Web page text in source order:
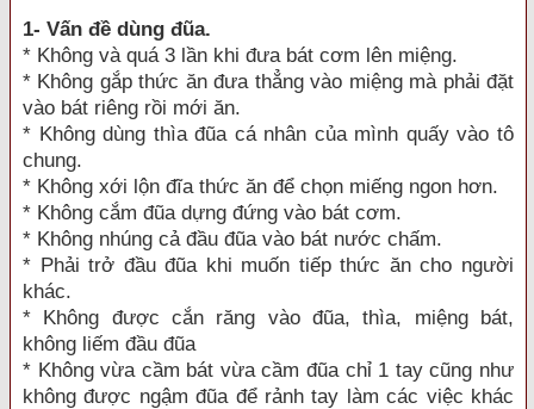
1- Vấn đề dùng đũa.
* Không và quá 3 lần khi đưa bát cơm lên miệng.
* Không gắp thức ăn đưa thẳng vào miệng mà phải đặt
vào bát riêng rồi mới ăn.
* Không dùng thìa đũa cá nhân của mình quấy vào tô
chung.
* Không xới lộn đĩa thức ăn để chọn miếng ngon hơn.
* Không cắm đũa dựng đứng vào bát cơm.
* Không nhúng cả đầu đũa vào bát nước chấm.
* Phải trở đầu đũa khi muốn tiếp thức ăn cho người
khác.
* Không được cắn răng vào đũa, thìa, miệng bát,
không liếm đầu đũa
* Không vừa cầm bát vừa cầm đũa chỉ 1 tay cũng như
không được ngậm đũa để rảnh tay làm các việc khác